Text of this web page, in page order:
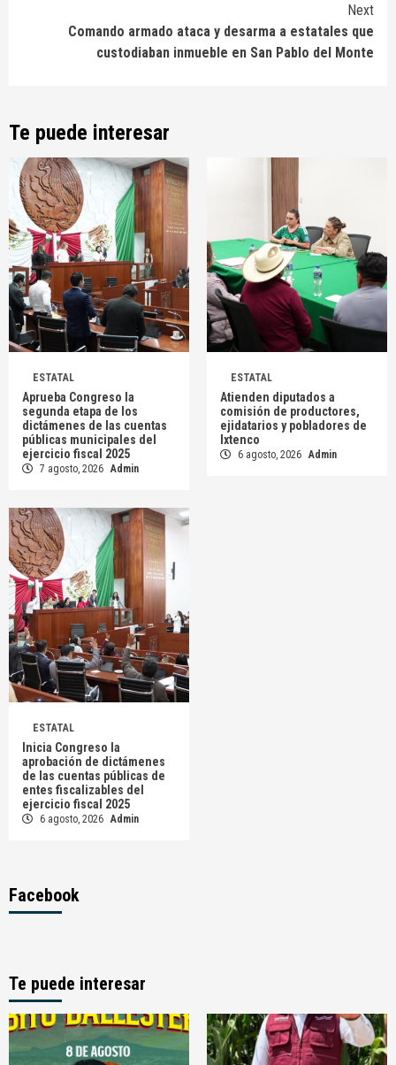
Next
Comando armado ataca y desarma a estatales que
custodiaban inmueble en San Pablo del Monte
Te puede interesar
ESTATAL
Aprueba Congreso la
segunda etapa de los
dictámenes de las cuentas
públicas municipales del
ejercicio fiscal 2025
7 agosto, 2026 Admin
ESTATAL
Atienden diputados a
comisión de productores,
ejidatarios y pobladores de
Ixtenco
6 agosto, 2026 Admin
ESTATAL
Inicia Congreso la
aprobación de dictámenes
de las cuentas públicas de
entes fiscalizables del
ejercicio fiscal 2025
6 agosto, 2026 Admin
Facebook
Te puede interesar